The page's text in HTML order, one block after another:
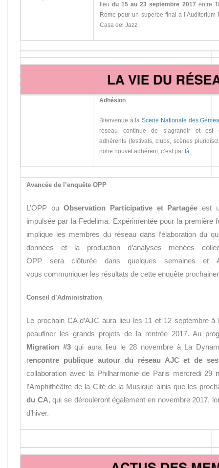
lieudu 15 au 23 septembre 2017 entre
Rome pour un superbe final à
Casa del Jazz
Adhésion
Bienvenue à laScène Nationale des
réseau continue de s’agrandir et est
adhérents (festivals, clubs, scènes
notre nouvel adhérent, c’est par là.
Avancée de l’enquête OPP
L’OPP ou Observation Participative et Partagée est
impulsée par la Fedelima. Expérimentée pour la première
implique les membres du réseau dans l’élaboration du
données et la production d’analyses menées
OPP sera clôturée dans quelques semaines
vous communiquer les résultats de cette enquête
Conseil d’Administration
Le prochain CA d’AJC aura lieu les 11 et 12 septembre
peaufiner les grands projets de la rentrée 2017. Au
Migration #3qui aura lieu le 28 novembre à La
rencontre publique autour du réseau AJC et de
collaboration avec la Philharmonie de Paris mercredi 29
l’Amphithéâtre de la Cité de la Musique ainis queles
du CA, qui se dérouleront également en novembre 2017,
d’hiver.